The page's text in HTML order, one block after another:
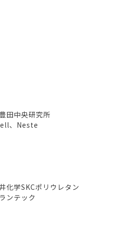
中央研究所
Neste
SKCポリウレタン
テック